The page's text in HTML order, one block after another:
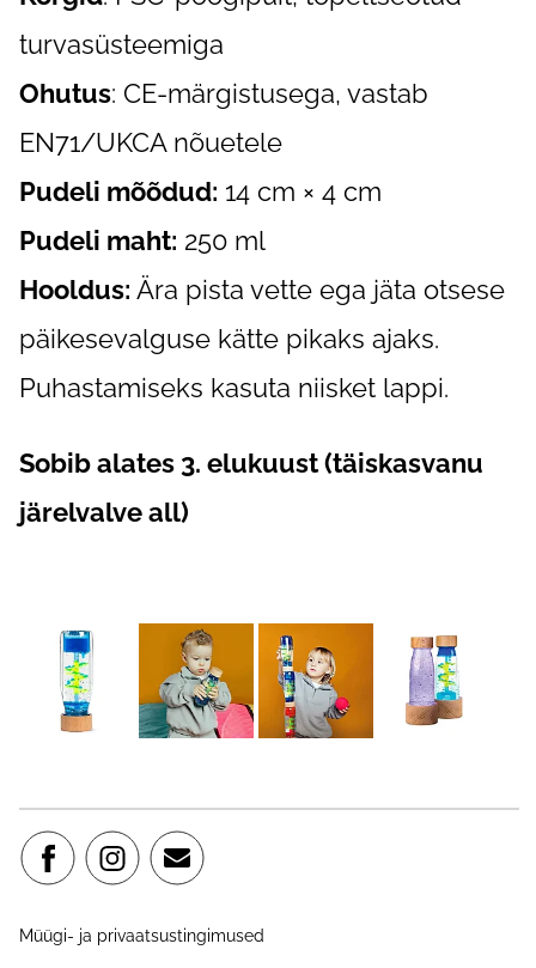
turvasüsteemiga
Ohutus: CE‑märgistusega, vastab
EN71/UKCA nõuetele
Pudeli mõõdud: 14 cm × 4 cm
Pudeli maht: 250 ml
Hooldus: Ära pista vette ega jäta otsese
päikesevalguse kätte pikaks ajaks.
Puhastamiseks kasuta niisket lappi.
Sobib alates 3. elukuust (täiskasvanu
järelvalve all)
Müügi- ja privaatsustingimused